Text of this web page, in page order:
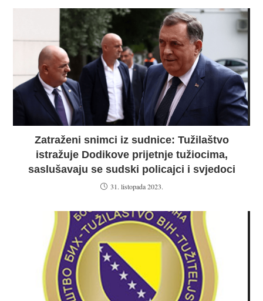
Zatraženi snimci iz sudnice: Tužilaštvo
istražuje Dodikove prijetnje tužiocima,
saslušavaju se sudski policajci i svjedoci
31. listopada 2023.